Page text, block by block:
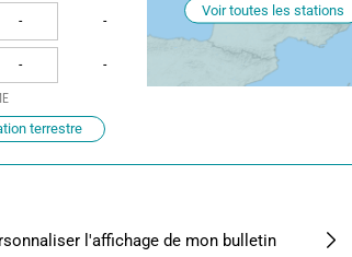
- -
- -
Voir toutes les stations
terrestre
l'affichage de mon bulletin